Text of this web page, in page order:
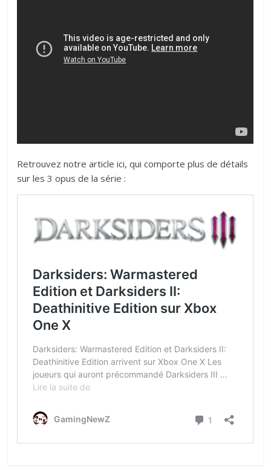
Retrouvez notre article ici, qui comporte plus de détails
sur les 3 opus de la série :